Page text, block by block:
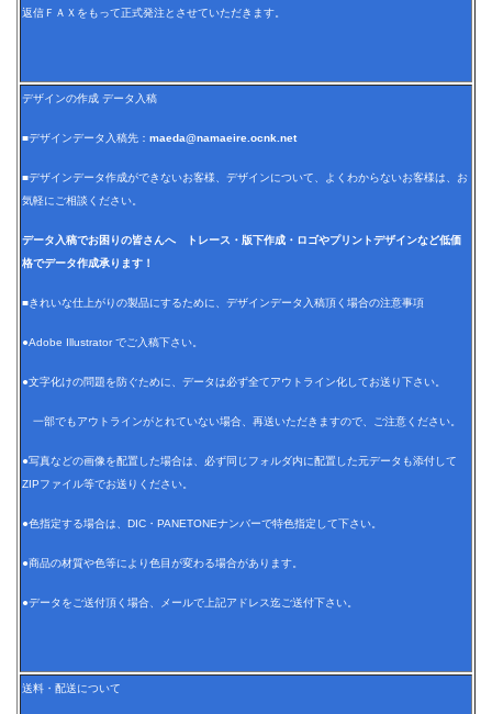
返信ＦＡＸをもって正式発注とさせていただきます。
デザインの作成 データ入稿
■デザインデータ入稿先： maeda@namaeire.ocnk.net
■デザインデータ作成ができないお客様、デザインについて、よくわからないお客様は、お
気軽にご相談ください。
データ入稿でお困りの皆さんへ トレース・版下作成・ロゴやプリントデザインなど低価
格でデータ作成承ります！
■きれいな仕上がりの製品にするために、デザインデータ入稿頂く場合の注意事項
●Adobe Illustrator でご入稿下さい。
●文字化けの問題を防ぐために、データは必ず全てアウトライン化してお送り下さい。
一部でもアウトラインがとれていない場合、再送いただきますので、ご注意ください。
●写真などの画像を配置した場合は、必ず同じフォルダ内に配置した元データも添付して
ZIPファイル等でお送りください。
●色指定する場合は、DIC・PANETONEナンバーで特色指定して下さい。
●商品の材質や色等により色目が変わる場合があります。
●データをご送付頂く場合、メールで上記アドレス迄ご送付下さい。
送料・配送について